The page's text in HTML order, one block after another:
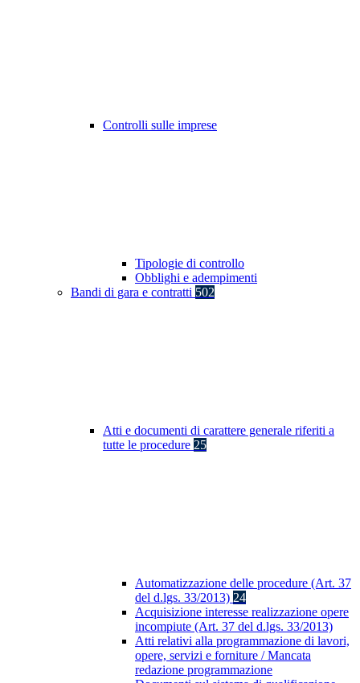
Controlli sulle imprese
Tipologie di controllo
Obblighi e adempimenti
Bandi di gara e contratti 502
Atti e documenti di carattere generale riferiti a
tutte le procedure 25
Automatizzazione delle procedure (Art. 37
del d.lgs. 33/2013) 24
Acquisizione interesse realizzazione opere
incompiute (Art. 37 del d.lgs. 33/2013)
Atti relativi alla programmazione di lavori,
opere, servizi e forniture / Mancata
redazione programmazione